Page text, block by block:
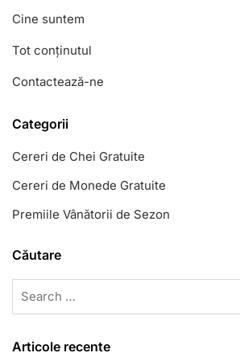
Cine suntem
Tot conținutul
Contactează-ne
Categorii
Cereri de Chei Gratuite
Cereri de Monede Gratuite
Premiile Vânătorii de Sezon
Căutare
Articole recente